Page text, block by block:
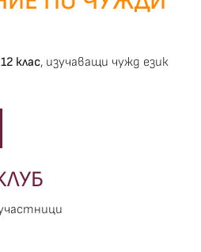
клас, изучаващи чужд език